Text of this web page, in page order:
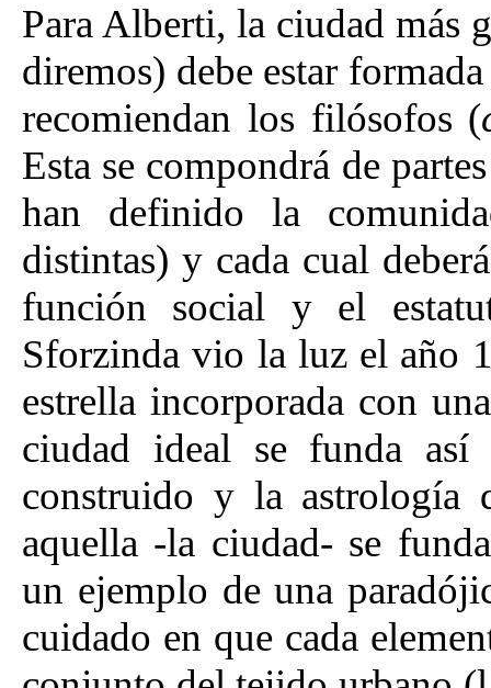
Para Alberti, la ciudad más
diremos) debe estar
recomiendan los filósofos (
Esta se compondrá de
han definido la
distintas) y cada cual
función social y el
Sforzinda vio la luz el año
estrella incorporada con
ciudad ideal se funda
construido y la astrología
aquella -la ciudad- se
un ejemplo de una
cuidado en que cada